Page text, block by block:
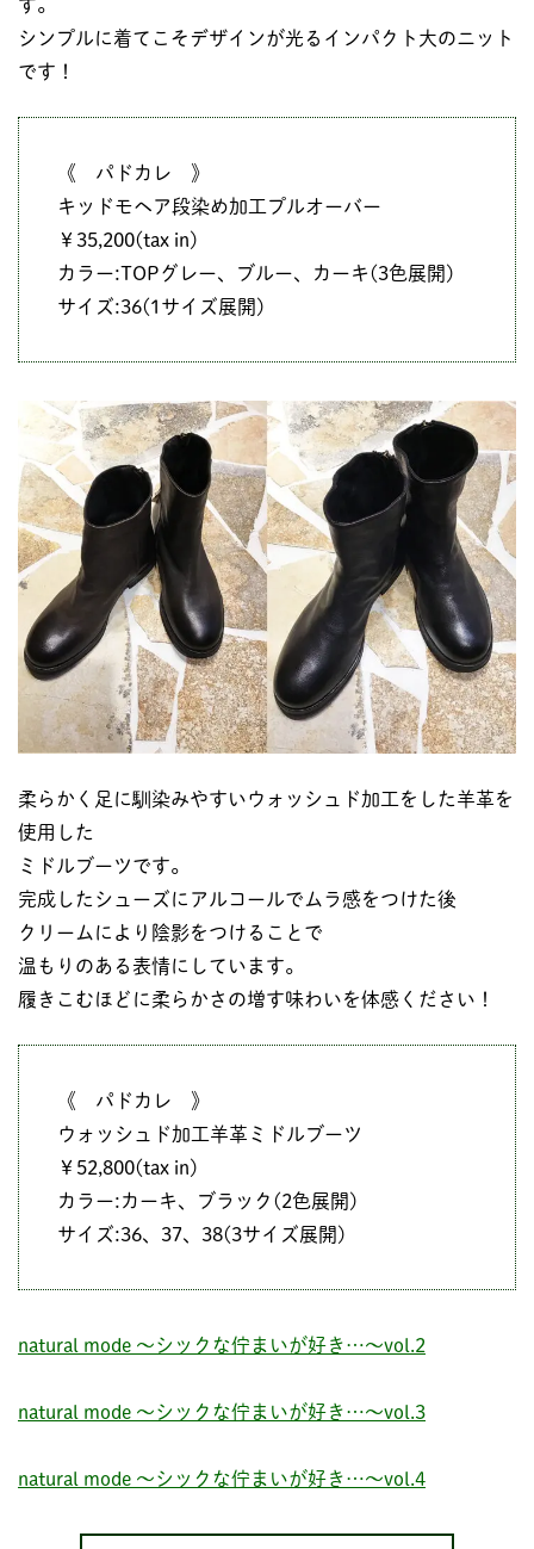
す。
シンプルに着てこそデザインが光るインパクト大のニット
です！
《 パドカレ 》
キッドモヘア段染め加工プルオーバー
￥35,200(tax in)
カラー:TOPグレー、ブルー、カーキ(3色展開)
サイズ:36(1サイズ展開)
柔らかく足に馴染みやすいウォッシュド加工をした羊革を
使用した
ミドルブーツです。
完成したシューズにアルコールでムラ感をつけた後
クリームにより陰影をつけることで
温もりのある表情にしています。
履きこむほどに柔らかさの増す味わいを体感ください！
《 パドカレ 》
ウォッシュド加工羊革ミドルブーツ
￥52,800(tax in)
カラー:カーキ、ブラック(2色展開)
サイズ:36、37、38(3サイズ展開)
natural mode ～シックな佇まいが好き…～vol.2
natural mode ～シックな佇まいが好き…～vol.3
natural mode ～シックな佇まいが好き…～vol.4